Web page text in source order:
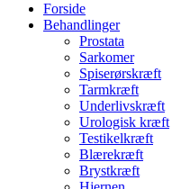
Forside
Behandlinger
Prostata
Sarkomer
Spiserørskræft
Tarmkræft
Underlivskræft
Urologisk kræft
Testikelkræft
Blærekræft
Brystkræft